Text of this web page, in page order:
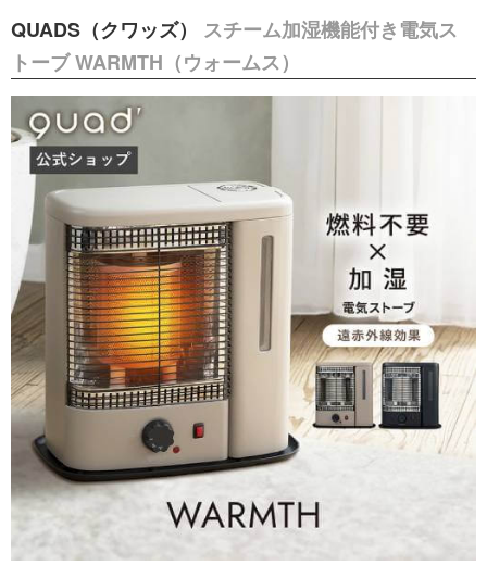
QUADS（クワッズ） スチーム加湿機能付き電気ス
トーブ WARMTH（ウォームス）